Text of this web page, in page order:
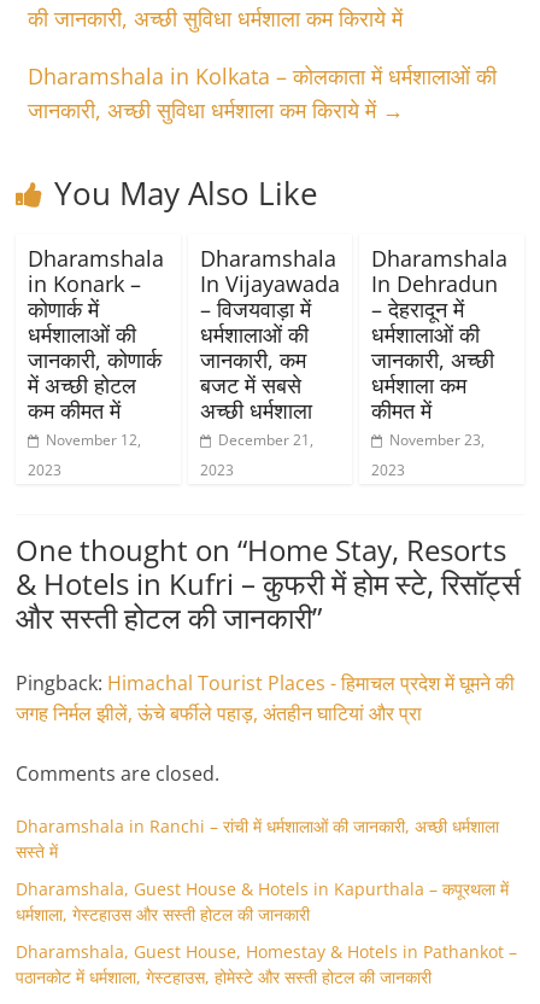
की जानकारी, अच्छी सुविधा धर्मशाला कम किराये में
Dharamshala in Kolkata – कोलकाता में धर्मशालाओं की
जानकारी, अच्छी सुविधा धर्मशाला कम किराये में →
You May Also Like
Dharamshala
in Konark –
कोणार्क में
धर्मशालाओं की
जानकारी, कोणार्क
में अच्छी होटल
कम कीमत में
November 12,
2023
Dharamshala
In Vijayawada
– विजयवाड़ा में
धर्मशालाओं की
जानकारी, कम
बजट में सबसे
अच्छी धर्मशाला
December 21,
2023
Dharamshala
In Dehradun
– देहरादून में
धर्मशालाओं की
जानकारी, अच्छी
धर्मशाला कम
कीमत में
November 23,
2023
One thought on “Home Stay, Resorts
& Hotels in Kufri – कुफरी में होम स्‍टे, रिसॉर्ट्स
और सस्ती होटल की जानकारी”
Pingback: Himachal Tourist Places - हिमाचल प्रदेश में घूमने की
जगह निर्मल झीलें, ऊंचे बर्फीले पहाड़, अंतहीन घाटियां और प्रा
Comments are closed.
Dharamshala in Ranchi – रांची में धर्मशालाओं की जानकारी, अच्छी धर्मशाला
सस्ते में
Dharamshala, Guest House & Hotels in Kapurthala – कपूरथला में
धर्मशाला, गेस्टहाउस और सस्ती होटल की जानकारी
Dharamshala, Guest House, Homestay & Hotels in Pathankot –
पठानकोट में धर्मशाला, गेस्टहाउस, होमेस्टे और सस्ती होटल की जानकारी